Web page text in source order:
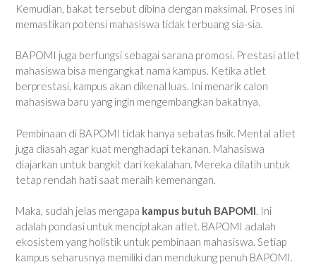
Kemudian, bakat tersebut dibina dengan maksimal. Proses ini
memastikan potensi mahasiswa tidak terbuang sia-sia.
BAPOMI juga berfungsi sebagai sarana promosi. Prestasi atlet
mahasiswa bisa mengangkat nama kampus. Ketika atlet
berprestasi, kampus akan dikenal luas. Ini menarik calon
mahasiswa baru yang ingin mengembangkan bakatnya.
Pembinaan di BAPOMI tidak hanya sebatas fisik. Mental atlet
juga diasah agar kuat menghadapi tekanan. Mahasiswa
diajarkan untuk bangkit dari kekalahan. Mereka dilatih untuk
tetap rendah hati saat meraih kemenangan.
Maka, sudah jelas mengapa kampus butuh BAPOMI. Ini
adalah pondasi untuk menciptakan atlet. BAPOMI adalah
ekosistem yang holistik untuk pembinaan mahasiswa. Setiap
kampus seharusnya memiliki dan mendukung penuh BAPOMI.